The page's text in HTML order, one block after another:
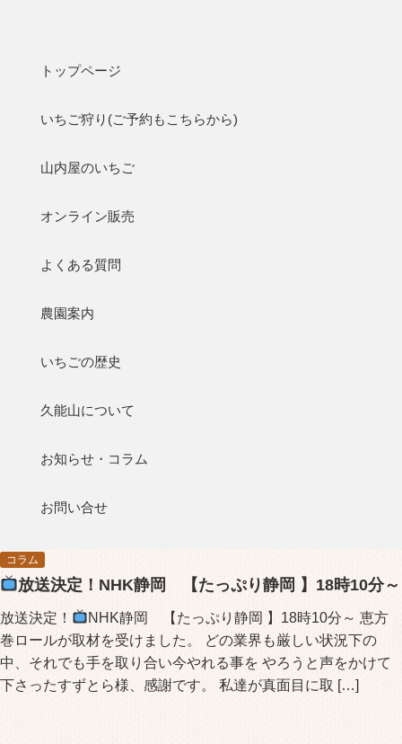
トップページ
いちご狩り(ご予約もこちらから)
山内屋のいちご
オンライン販売
よくある質問
農園案内
いちごの歴史
久能山について
お知らせ・コラム
お問い合せ
Column
トップ
コラム
放送決定！NHK静岡 【たっぷり静岡 】18時10分～
放送決定！
NHK静岡 【たっぷり静岡 】18時10分～ 恵方
巻ロールが取材を受けました。 どの業界も厳しい状況下の
中、それでも手を取り合い今やれる事を やろうと声をかけて
下さったすずとら様、感謝です。 私達が真面目に取 […]